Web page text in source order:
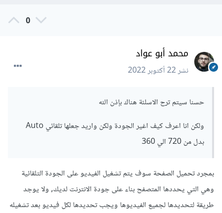
0
محمد أبو عواد
نشر22 أكتوبر 2022
حسنا سيتم ترح الاسلئة هناك بإذن الله
ولكن انا اعرف كيف اغير الجودة ولكن واريد جعلها تلقائي Auto
بدل من 720 الي 360
بمجرد تحميل الصفحة سوف يتم تشغيل الفيديو على الجودة التلقائية
وهي التي يحددها المتصفح بناء على جودة الانترنت لديك, ولا يوجد
طريقة لتحديدها لجميع الفيديوها ويجب تحديدها لكل فيديو بعد تشغيله